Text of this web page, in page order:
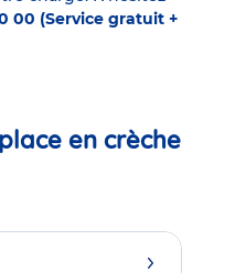
00 (Service gratuit +
en crèche